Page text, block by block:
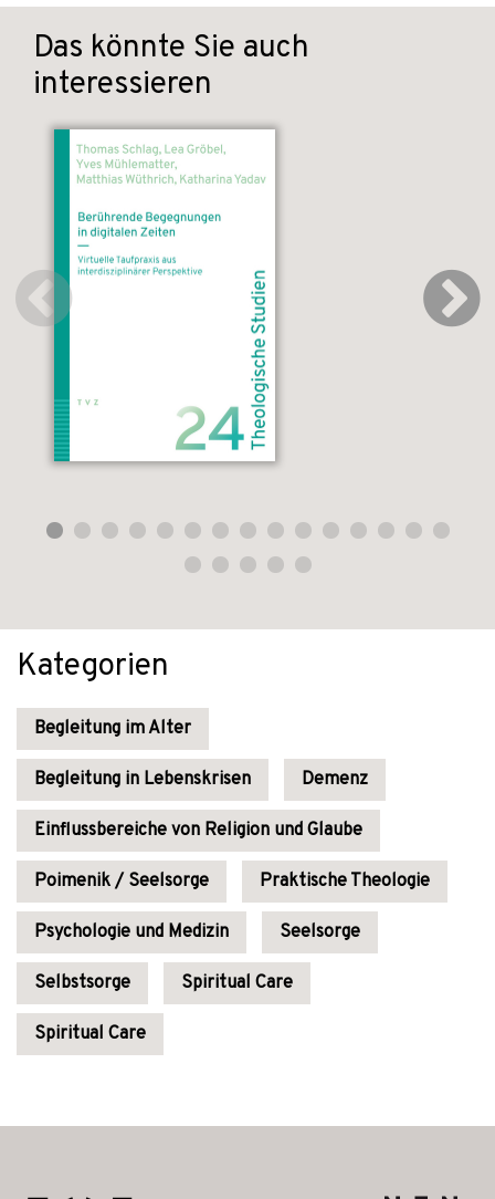
Das könnte Sie auch
interessieren
Kategorien
Begleitung im Alter
Begleitung in Lebenskrisen Demenz
Einflussbereiche von Religion und Glaube
Poimenik / Seelsorge Praktische Theologie
Psychologie und Medizin Seelsorge
Selbstsorge Spiritual Care
Spiritual Care